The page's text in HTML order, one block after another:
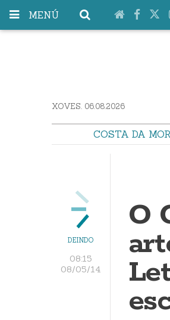
MENÚ
XOVES. 06.08.2026
COSTA DA
DEINDO
08:15
08/05/14
O